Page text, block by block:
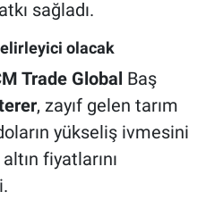
sağladı.
olacak
Trade Global Baş
, zayıf gelen tarım
yükseliş ivmesini
fiyatlarını